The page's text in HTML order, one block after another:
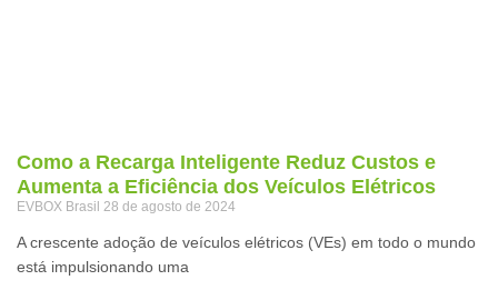
Como a Recarga Inteligente Reduz Custos e
Aumenta a Eficiência dos Veículos Elétricos
EVBOX Brasil 28 de agosto de 2024
A crescente adoção de veículos elétricos (VEs) em todo o mundo
está impulsionando uma